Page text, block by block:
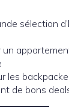
sélection
un
les
de bons